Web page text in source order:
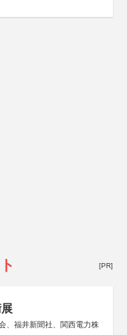
[PR]
、福井新聞社、関西電力株